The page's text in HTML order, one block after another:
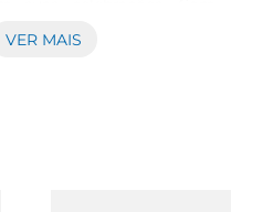
espumante é ideal
VER MAIS